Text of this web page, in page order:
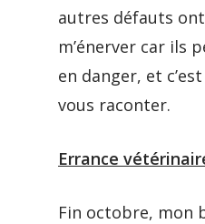
autres défauts
m’énerver car ils
en danger, et
vous raconter.
Errance
Fin octobre, mon